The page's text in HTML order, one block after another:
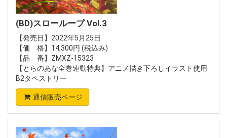
(BD)スローループ Vol.3
【発売日】2022年5月25日
【価 格】14,300円 (税込み)
【品 番】ZMXZ-15323
【とらのあな全巻連動特典】アニメ描き下ろしイラスト使用
B2タペストリー
通信販売ページ